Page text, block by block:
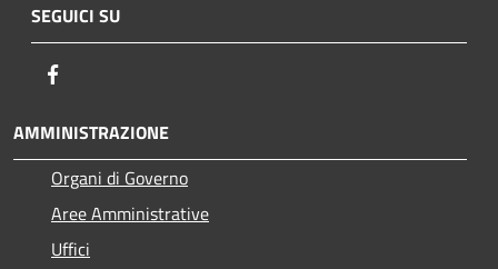
SEGUICI SU
AMMINISTRAZIONE
Organi di Governo
Aree Amministrative
Uffici